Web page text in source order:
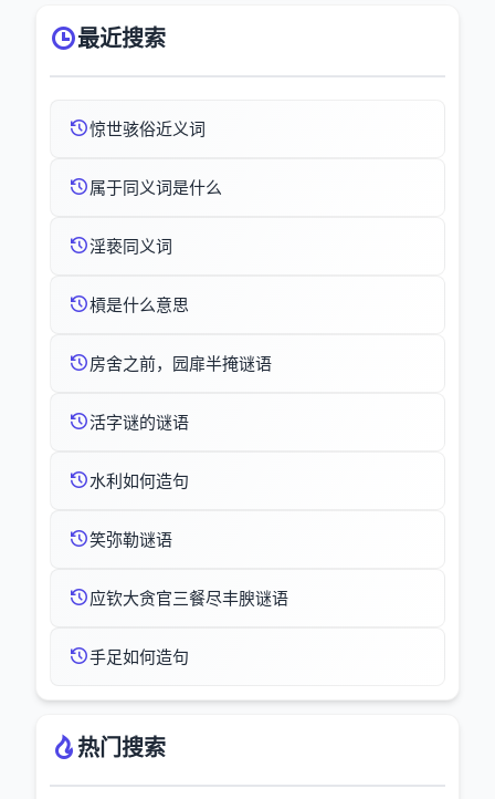
最近搜索
惊世骇俗近义词
属于同义词是什么
淫亵同义词
槓是什么意思
房舍之前，园扉半掩谜语
活字谜的谜语
水利如何造句
笑弥勒谜语
应钦大贪官三餐尽丰腴谜语
手足如何造句
热门搜索